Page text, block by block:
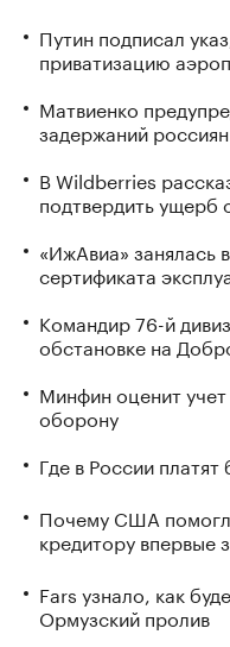
Путин подписал
приватизацию
Матвиенко
задержаний
В Wildberries
подтвердить ущерб
«ИжАвиа» занялась
сертификата
Командир 76-й
обстановке на
Минфин оценит
оборону
Где в России
Почему США
кредитору впервые
Fars узнало, как
Ормузский пролив